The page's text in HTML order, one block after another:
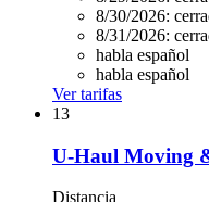
8/30/2026:
8/31/2026:
habla español
habla español
Ver tarifas
13
U-Haul Moving
Distancia